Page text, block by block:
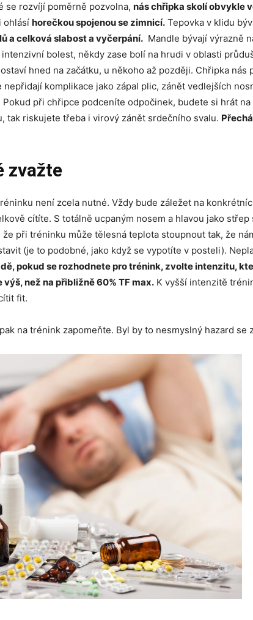
se rozvíjí poměrně pozvolna, nás chřipka skolí obvykle
ohlásí horečkou spojenou se zimnicí. Tepovka v klidu
a celková slabost a vyčerpání. Mandle bývají výrazně
bolest, někdy zase bolí na hrudi v oblasti
hned na začátku, u někoho až později. Chřipka nás
nepřidají komplikace jako zápal plic, zánět vedlejších
při chřipce podceníte odpočinek, budete si hrát na
tak riskujete třeba i virový zánět srdečního svalu.
zvažte
není zcela nutné. Vždy bude záležet na
cítíte. S totálně ucpaným nosem a hlavou jako střep
při tréninku může tělesná teplota stoupnout tak, že
(je to podobné, jako když se vypotíte v posteli).
pokud se rozhodnete pro trénink, zvolte intenzitu,
než na přibližně 60% TF max. K vyšší intenzitě
fit.
na trénink zapomeňte. Byl by to nesmyslný hazard se